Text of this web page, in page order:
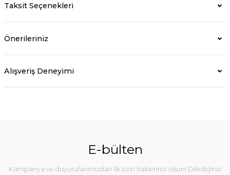
Taksit Seçenekleri
Önerileriniz
Alışveriş Deneyimi
E-bülten
Kampanya ve duyurularımızdan ilk sizin haberiniz olsun! Dilediğiniz